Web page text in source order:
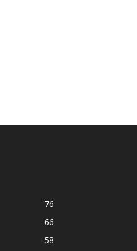
76
66
58